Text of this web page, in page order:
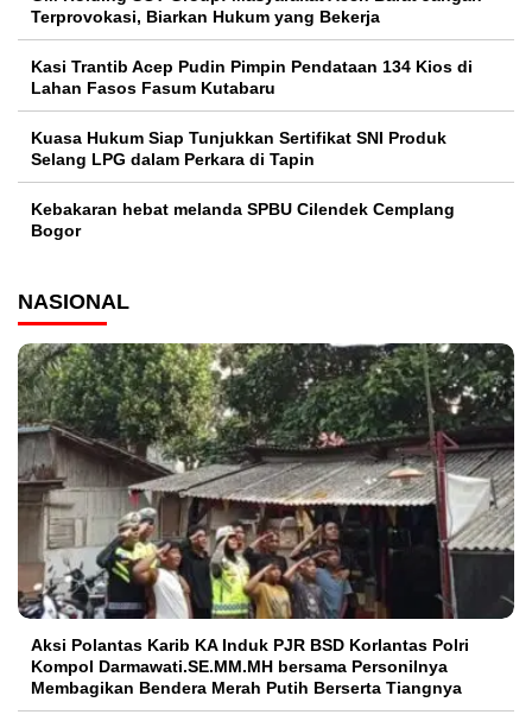
Terprovokasi, Biarkan Hukum yang Bekerja
Kasi Trantib Acep Pudin Pimpin Pendataan 134 Kios di
Lahan Fasos Fasum Kutabaru
Kuasa Hukum Siap Tunjukkan Sertifikat SNI Produk
Selang LPG dalam Perkara di Tapin
Kebakaran hebat melanda SPBU Cilendek Cemplang
Bogor
NASIONAL
Aksi Polantas Karib KA Induk PJR BSD Korlantas Polri
Kompol Darmawati.SE.MM.MH bersama Personilnya
Membagikan Bendera Merah Putih Berserta Tiangnya